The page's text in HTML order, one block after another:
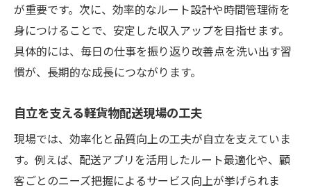
軽貨物配送で独立する際の自立ポイント
副業として始める軽貨物配送の現実
自立と収入安定を実現する独立の心得
独立後に活きる軽貨物配送のリアル体験
自立型軽貨物配送の現場で役立つ知識
自立と収入向上を両立するための戦略集
軽貨物配送で自立と収入アップを両立
が重要です。次に、効率的なルート設計や時間管理術を
身につけることで、安定した収入アップを目指せます。
具体的には、毎日の仕事を振り返り改善点を洗い出す習
慣が、長期的な成長につながります。
自立を支える軽貨物配送現場の工夫
現場では、効率化と品質向上の工夫が自立を支えていま
す。例えば、配送アプリを活用したルート最適化や、顧
客ごとのニーズ把握によるサービス向上が挙げられま